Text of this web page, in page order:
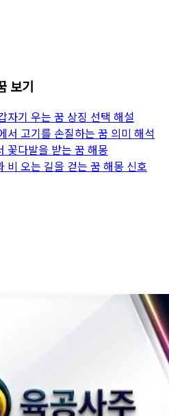
보기
자기 우는 꿈 상징 선택 해설
서 고기를 손질하는 꿈 의미 해석
꽃다발을 받는 꿈 해몽
비 오는 길을 걷는 꿈 해몽 신호